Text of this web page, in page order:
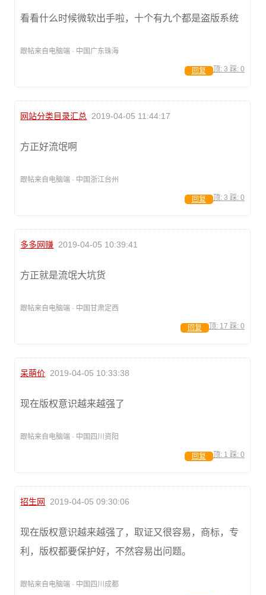
看看什么时候微软出手啦，十个有九个都是盗版系统
跟帖来自电脑端 · 中国广东珠海
顶: 3 踩: 0
回复
网站分类目录汇总 2019-04-05 11:44:17
方正好流氓啊
跟帖来自电脑端 · 中国浙江台州
顶: 3 踩: 0
回复
多多网赚 2019-04-05 10:39:41
方正就是流氓大坑货
跟帖来自电脑端 · 中国甘肃定西
顶: 17 踩: 0
回复
呆萌价 2019-04-05 10:33:38
现在版权意识越来越强了
跟帖来自电脑端 · 中国四川资阳
顶: 1 踩: 0
回复
招生网 2019-04-05 09:30:06
现在版权意识越来越强了，取证又很容易，商标，专
利，版权都要保护好，不然容易出问题。
跟帖来自电脑端 · 中国四川成都